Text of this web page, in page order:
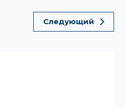
Следующий